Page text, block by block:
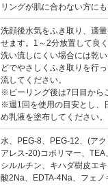
リングが肌に合わない方に
洗顔後水気をふき取り、適
せます。1～2分放置して良
洗い流しにくい場合には乾
どでやさしくふき取りを行
流してください。
※ピーリング後は7日目から
※週1回を使用の目安とし、
め乳液を塗布してください。
水、PEG-8、PEG-12、(ア
アレス-20)コポリマー、
シルルチン、キハダ樹皮エ
酸2Na、EDTA-4Na、フェノ